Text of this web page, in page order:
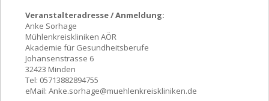
Veranstalteradresse / Anmeldung:
Anke Sorhage
Mühlenkreiskliniken AÖR
Akademie für Gesundheitsberufe
Johansenstrasse 6
32423 Minden
Tel: 05713882894755
eMail: Anke.sorhage@muehlenkreiskliniken.de